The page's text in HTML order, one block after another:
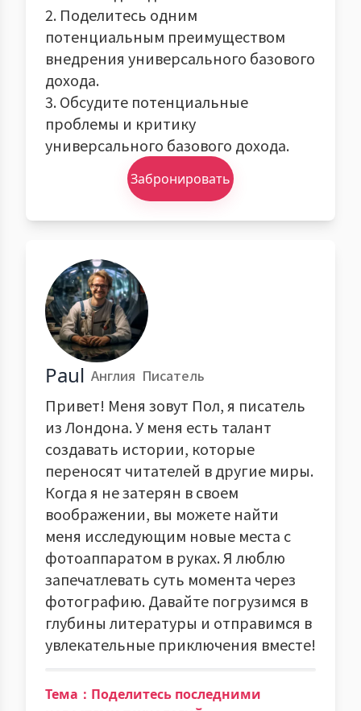
2. Поделитесь одним
потенциальным преимуществом
внедрения универсального базового
дохода.
3. Обсудите потенциальные
проблемы и критику
универсального базового дохода.
Забронировать
Paul Англия Писатель
Привет! Меня зовут Пол, я писатель
из Лондона. У меня есть талант
создавать истории, которые
переносят читателей в другие миры.
Когда я не затерян в своем
воображении, вы можете найти
меня исследующим новые места с
фотоаппаратом в руках. Я люблю
запечатлевать суть момента через
фотографию. Давайте погрузимся в
глубины литературы и отправимся в
увлекательные приключения вместе!
Тема：Поделитесь последними